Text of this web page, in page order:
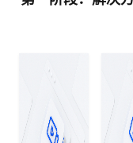
伙